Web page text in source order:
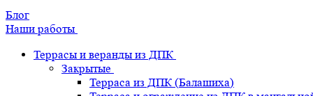
Блог
Наши работы
Террасы и веранды из ДПК
Закрытые
Терраса из ДПК (Балашиха)